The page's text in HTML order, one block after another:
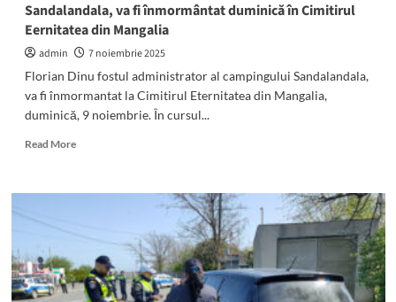
Sebi
și-
au
viețile
Sandalandala, va fi înmormântat duminică în Cimitirul
Eernitatea din Mangalia
admin
7 noiembrie 2025
Florian Dinu fostul administrator al campingului Sandalandala,
va fi înmormantat la Cimitirul Eternitatea din Mangalia,
duminică, 9 noiembrie. În cursul...
Read MoreRead
Florian
campingului
Sandalandala,
va
fi